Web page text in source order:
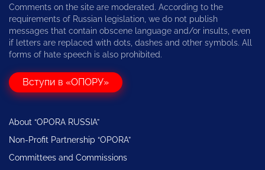
Comments on the site are moderated. According to the
requirements of Russian legislation, we do not publish
messages that contain obscene language and/or insults, even
if letters are replaced with dots, dashes and other symbols. All
forms of hate speech is also prohibited.
Вступи в «ОПОРУ»
About “OPORA RUSSIA”
Non-Profit Partnership “OPORA”
Committees and Commissions